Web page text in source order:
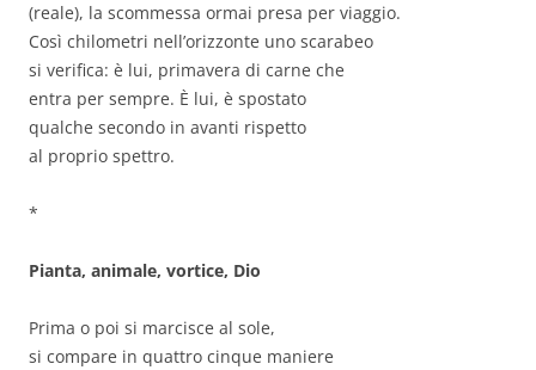
(reale), la scommessa ormai presa per viaggio.
Così chilometri nell’orizzonte uno scarabeo
si verifica: è lui, primavera di carne che
entra per sempre. È lui, è spostato
qualche secondo in avanti rispetto
al proprio spettro.
*
Pianta, animale, vortice, Dio
Prima o poi si marcisce al sole,
si compare in quattro cinque maniere